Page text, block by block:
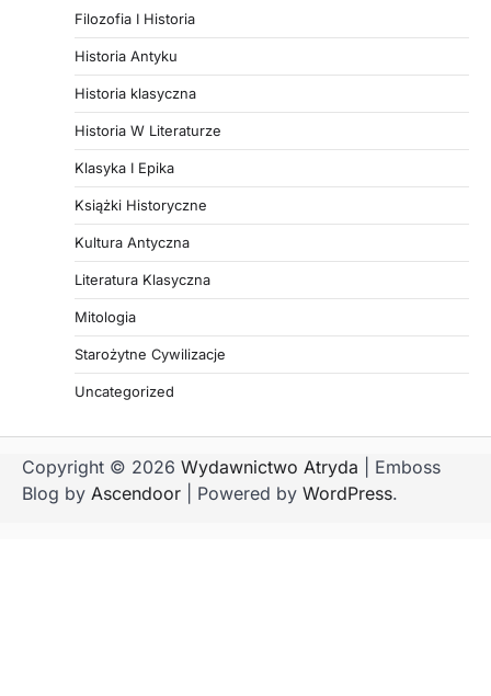
Filozofia I Historia
Historia Antyku
Historia klasyczna
Historia W Literaturze
Klasyka I Epika
Książki Historyczne
Kultura Antyczna
Literatura Klasyczna
Mitologia
Starożytne Cywilizacje
Uncategorized
Copyright © 2026 Wydawnictwo Atryda | Emboss
Blog by Ascendoor | Powered by WordPress.